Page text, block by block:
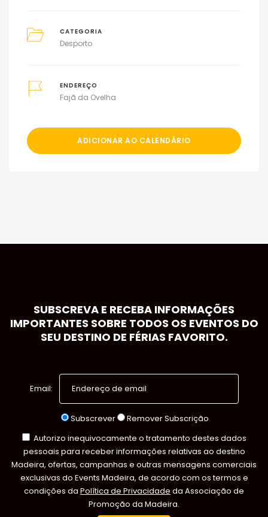
CATEGORIA
Desporto
ENDEREÇO
Fajã da Ovelha
ADICIONAR AO CALENDÁRIO
SUBSCREVA E RECEBA INFORMAÇÕES
IMPORTANTES SOBRE TODOS OS EVENTOS DO
SEU DESTINO DE FÉRIAS FAVORITO.
Email:
Subscrever
Remover Subscrição
Autorizo inequivocamente o tratamento destes dados
pessoais para receber informações relativas ao destino
Madeira, ofertas, campanhas e outras mensagens comerciais
exclusivas do Events Madeira, de acordo com os termos e
condições da Política de Privacidade da Associação de
Promoção da Madeira.